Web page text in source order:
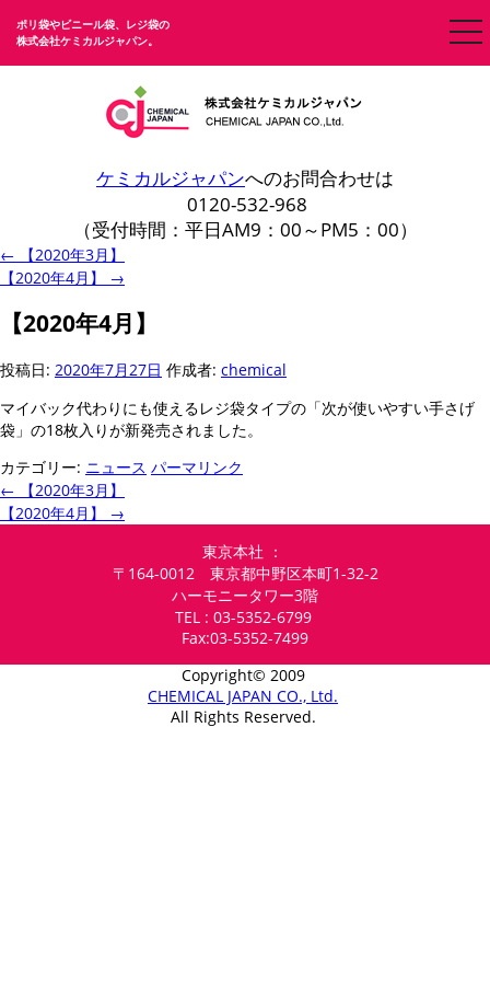
ポリ袋やビニール袋、レジ袋の
株式会社ケミカルジャパン。
ケミカルジャパンへのお問合わせは
0120-532-968
（受付時間：平日AM9：00～PM5：00）
←
【2020年3月】
【2020年4月】 →
【2020年4月】
投稿日: 2020年7月27日 作成者: chemical
マイバック代わりにも使えるレジ袋タイプの「次が使いやすい手さげ
袋」の18枚入りが新発売されました。
カテゴリー: ニュース パーマリンク
←
【2020年3月】
【2020年4月】 →
東京本社 ：
〒164-0012 東京都中野区本町1-32-2
ハーモニータワー3階
TEL : 03-5352-6799
Fax:03-5352-7499
Copyright© 2009
CHEMICAL JAPAN CO., Ltd.
All Rights Reserved.